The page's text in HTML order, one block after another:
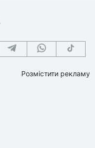
Розмістити рекламу